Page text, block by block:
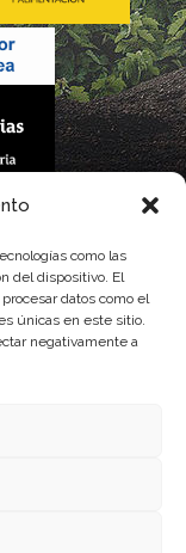
como las
del dispositivo. El
datos como el
únicas en este sitio.
negativamente a
Regulador es financiada,
del Instituto Canario de